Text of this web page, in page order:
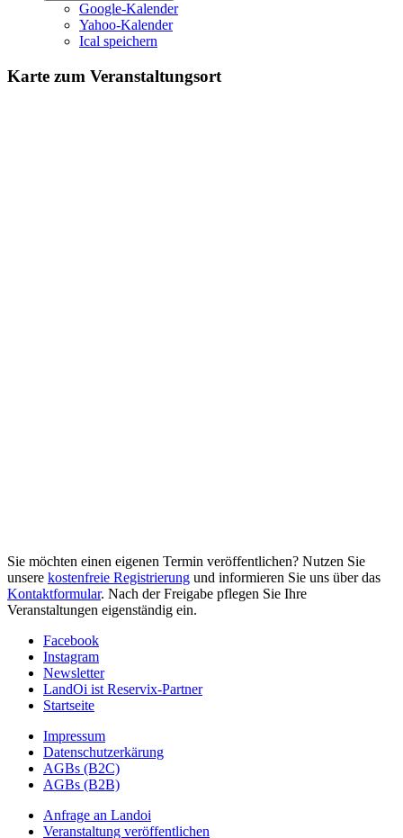
Google-Kalender
Yahoo-Kalender
Ical speichern
Karte zum Veranstaltungsort
Sie möchten einen eigenen Termin veröffentlichen? Nutzen Sie
unsere kostenfreie Registrierung und informieren Sie uns über das
Kontaktformular. Nach der Freigabe pflegen Sie Ihre
Veranstaltungen eigenständig ein.
Facebook
Instagram
Newsletter
LandOi ist Reservix-Partner
Startseite
Impressum
Datenschutzerkärung
AGBs (B2C)
AGBs (B2B)
Anfrage an Landoi
Veranstaltung veröffentlichen